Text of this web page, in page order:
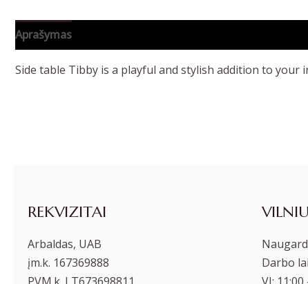
Aprašymas
Side table Tibby is a playful and stylish addition to
REKVIZITAI
Arbaldas, UAB
įm.k. 167369888
Darbo